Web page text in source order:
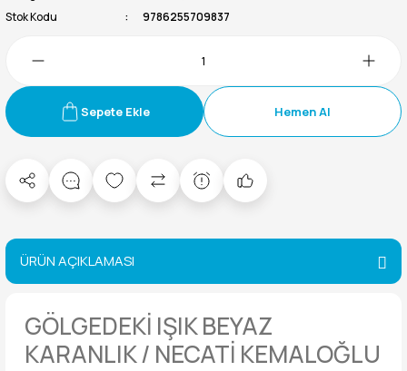
Stok Kodu
9786255709837
Sepete Ekle Hemen Al
ÜRÜN AÇIKLAMASI
GÖLGEDEKİ IŞIK BEYAZ
KARANLIK / NECATİ KEMALOĞLU